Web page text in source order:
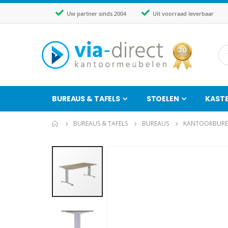
Uw partner sinds 2004 Uit voorraad leverbaar
BUREAUS & TAFELS STOELEN
BUREAUS & TAFELS BUREAUS
naar
van